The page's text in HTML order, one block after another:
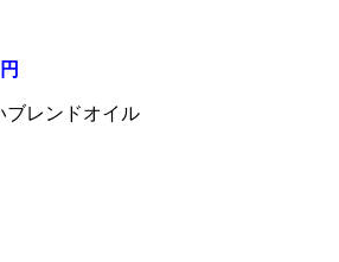
円
ブレンドオイル